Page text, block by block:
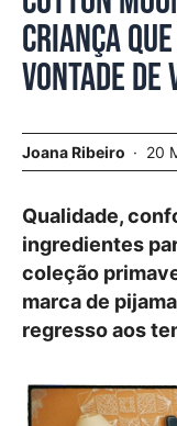
criança
vontade
Joana Ribeiro 20
Qualidade,
ingredientes
coleção
marca de
regresso aos